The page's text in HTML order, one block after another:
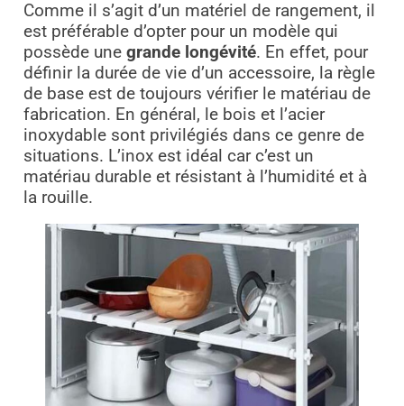
Comme il s’agit d’un matériel de rangement, il
est préférable d’opter pour un modèle qui
possède unegrande longévité. En effet, pour
définir la durée de vie d’un accessoire, la règle
de base est de toujours vérifier le matériau de
fabrication. En général, le bois et l’acier
inoxydable sont privilégiés dans ce genre de
situations. L’inox est idéal car c’est un
matériau durable et résistant à l’humidité et à
la rouille.